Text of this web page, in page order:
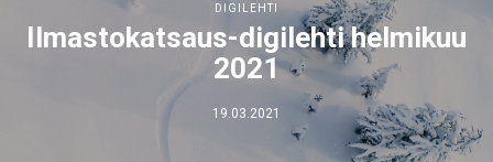
DIGILEHTI
Ilmastokatsaus-digilehti helmikuu
2021
19.03.2021